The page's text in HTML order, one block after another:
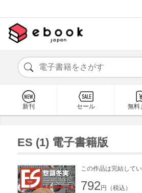
新刊 セール 無料
ES (1) 電子書籍版
この作品は完結して
792 円（税込）